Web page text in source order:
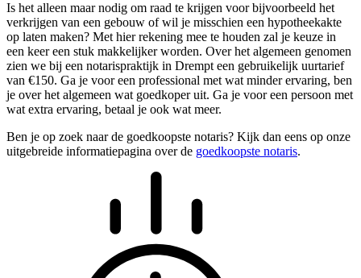
Is het alleen maar nodig om raad te krijgen voor bijvoorbeeld het
verkrijgen van een gebouw of wil je misschien een hypotheekakte
op laten maken? Met hier rekening mee te houden zal je keuze in
een keer een stuk makkelijker worden. Over het algemeen genomen
zien we bij een notarispraktijk in Drempt een gebruikelijk uurtarief
van €150. Ga je voor een professional met wat minder ervaring, ben
je over het algemeen wat goedkoper uit. Ga je voor een persoon met
wat extra ervaring, betaal je ook wat meer.
Ben je op zoek naar de goedkoopste notaris? Kijk dan eens op onze
uitgebreide informatiepagina over de goedkoopste notaris.